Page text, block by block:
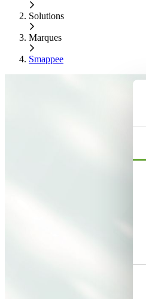
Solutions
Marques
Smappee